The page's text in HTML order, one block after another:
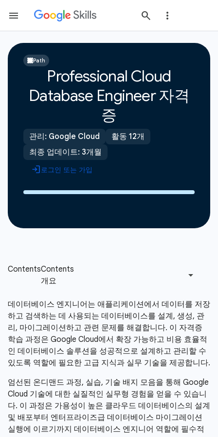
Path
Professional Cloud
Database Engineer 자격
증
관리: Google Cloud
활동 12개
최종 업데이트: 3개월
로그인 또는 가입
데이터베이스 엔지니어는 애플리케이션에서 데이터를 저장
하고 검색하는 데 사용되는 데이터베이스를 설계, 생성, 관
리, 마이그레이션하고 관련 문제를 해결합니다. 이 자격증
학습 과정은 Google Cloud에서 확장 가능하고 비용 효율적
인 데이터베이스 솔루션을 성공적으로 설계하고 관리할 수
있도록 역할에 필요한 고급 지식과 실무 기술을 제공합니다.
엄선된 온디맨드 과정, 실습, 기술 배지 모음을 통해 Google
Cloud 기술에 대한 실질적인 실무형 경험을 얻을 수 있습니
다. 이 과정은 가용성이 높은 클라우드 데이터베이스의 설계
및 배포부터 엔터프라이즈급 데이터베이스 마이그레이션
실행에 이르기까지 데이터베이스 엔지니어 역할에 필수적